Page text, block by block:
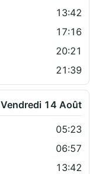
13:42
17:16
20:21
21:39
Vendredi 14 Août
05:23
06:57
13:42